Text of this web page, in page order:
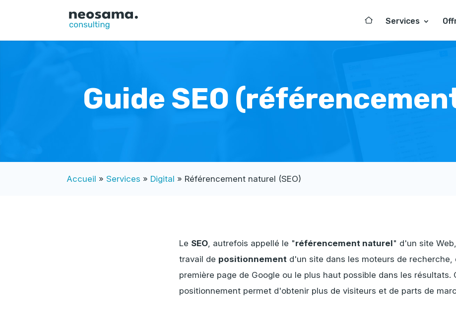
Services
Guide SEO
Accueil » Services » Digital » Référencement naturel (SEO)
Le SEO, autrefois appellé le "référencement naturel" d'un site
travail de positionnement d'un site dans les moteurs de recherche,
première page de Google ou le plus haut possible dans les résultats.
positionnement permet d'obtenir plus de visiteurs et de parts de